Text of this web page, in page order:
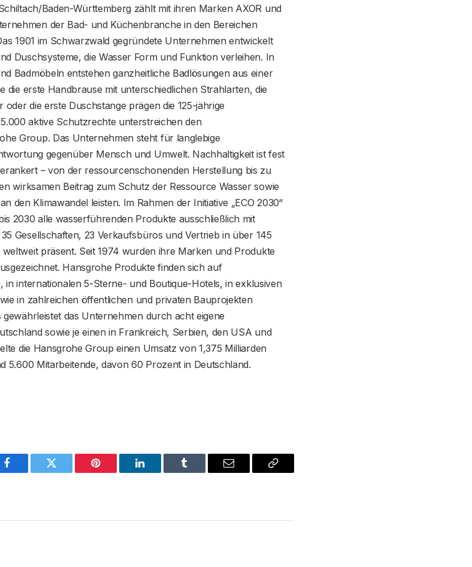
Baden-Württemberg zählt mit ihren Marken AXOR und
der Bad- und Küchenbranche in den Bereichen
1901 im Schwarzwald gegründete Unternehmen entwickelt
Duschsysteme, die Wasser Form und Funktion verleihen. In
Badmöbeln entstehen ganzheitliche Badlösungen aus einer
die erste Handbrause mit unterschiedlichen Strahlarten, die
die erste Duschstange prägen die 125-jährige
aktive Schutzrechte unterstreichen den
Group. Das Unternehmen steht für langlebige
gegenüber Mensch und Umwelt. Nachhaltigkeit ist fest
– von der ressourcenschonenden Herstellung bis zu
wirksamen Beitrag zum Schutz der Ressource Wasser sowie
den Klimawandel leisten. Im Rahmen der Initiative „ECO 2030“
2030 alle wasserführenden Produkte ausschließlich mit
Gesellschaften, 23 Verkaufsbüros und Vertrieb in über 145
präsent. Seit 1974 wurden ihre Marken und Produkte
Hansgrohe Produkte finden sich auf
internationalen 5-Sterne- und Boutique-Hotels, in exklusiven
in zahlreichen öffentlichen und privaten Bauprojekten
das Unternehmen durch acht eigene
sowie je einen in Frankreich, Serbien, den USA und
die Hansgrohe Group einen Umsatz von 1,375 Milliarden
5.600 Mitarbeitende, davon 60 Prozent in Deutschland.
Facebook Twitter Pinterest LinkedIn Tumblr Email
Copy